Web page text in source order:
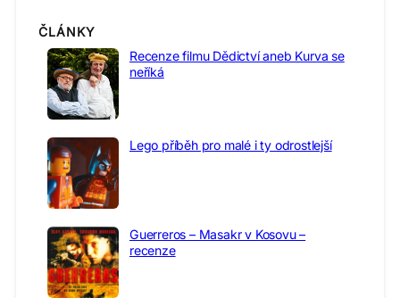
ČLÁNKY
Recenze filmu Dědictví aneb Kurva se
neříká
Lego příběh pro malé i ty odrostlejší
Guerreros – Masakr v Kosovu –
recenze